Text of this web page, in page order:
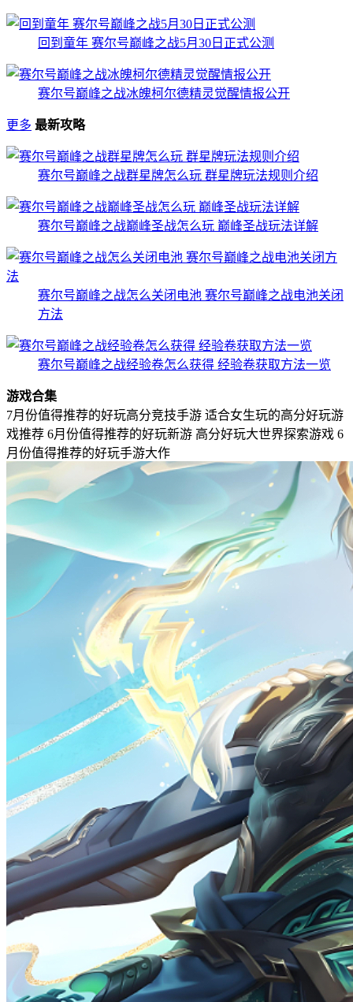
回到童年 赛尔号巅峰之战5月30日正式公测
赛尔号巅峰之战冰魄柯尔德精灵觉醒情报公开
更多 最新攻略
赛尔号巅峰之战群星牌怎么玩 群星牌玩法规则介绍
赛尔号巅峰之战巅峰圣战怎么玩 巅峰圣战玩法详解
赛尔号巅峰之战怎么关闭电池 赛尔号巅峰之战电池关闭
方法
赛尔号巅峰之战经验卷怎么获得 经验卷获取方法一览
游戏合集
7月份值得推荐的好玩高分竞技手游 适合女生玩的高分好玩游
戏推荐 6月份值得推荐的好玩新游 高分好玩大世界探索游戏 6
月份值得推荐的好玩手游大作